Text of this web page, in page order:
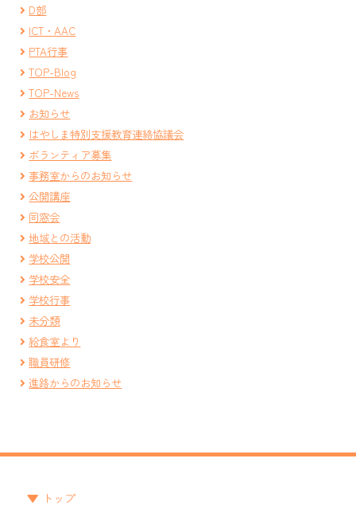
D部
ICT・AAC
PTA行事
TOP-Blog
TOP-News
お知らせ
はやしま特別支援教育連絡協議会
ボランティア募集
事務室からのお知らせ
公開講座
同窓会
地域との活動
学校公開
学校安全
学校行事
未分類
給食室より
職員研修
進路からのお知らせ
トップ